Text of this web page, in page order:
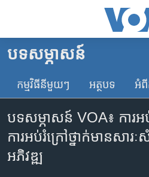
គេហទំព័រ​
និង​
ចូល​
ទំព័រ​
ព័ត៌មាន​​
កម្ពុជា
អន្តរជាតិ
ហេឡូវីអូអេ
បទ​សម្ភាសន៍
កម្មវិធី​នីមួយៗ អត្ថបទ​ អំពី​
បទ​សម្ភាសន៍ VOA៖ ​​ការ​
ការ​អប់រំ​​ក្រៅ​ថ្នាក់​មាន​សារ
អភិវឌ្ឍ